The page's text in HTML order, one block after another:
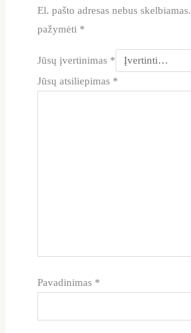
El. pašto adresas nebus skelbiamas.
pažymėti *
Jūsų įvertinimas *
Jūsų atsiliepimas *
Pavadinimas *